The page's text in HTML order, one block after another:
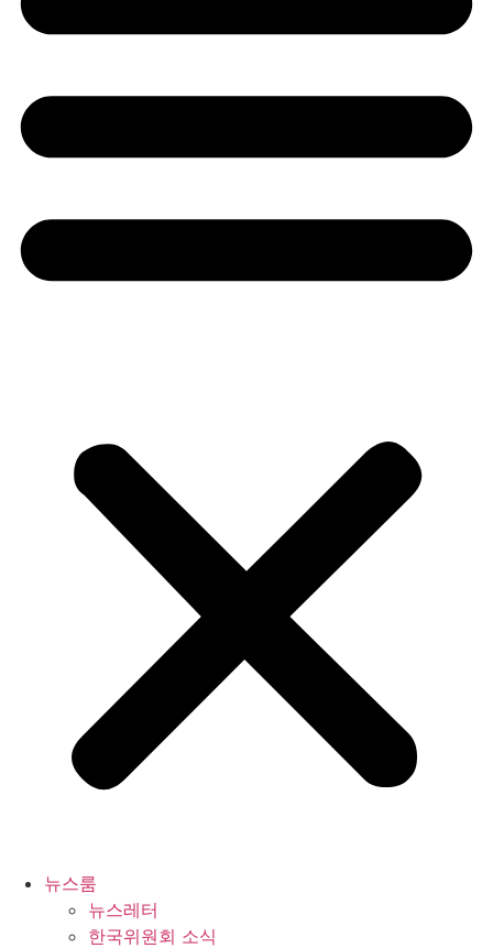
뉴스룸
뉴스레터
한국위원회 소식